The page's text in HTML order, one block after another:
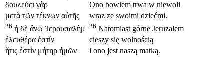
δουλεύει γὰρ
Ono bowiem trwa w niewoli
μετὰ τῶν τέκνων αὐτῆς
wraz ze swoimi dziećmi.
26 ἡ δὲ ἄνω Ἰερουσαλὴμ 26 Natomiast górne Jeruzalem
ἐλευθέρα ἐστίν
cieszy się wolnością
ἥτις ἐστὶν μήτηρ ἡμῶν
i ono jest naszą matką.